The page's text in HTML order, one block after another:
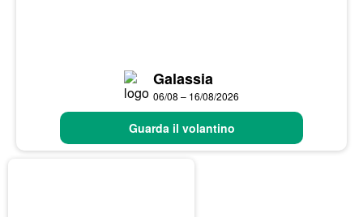
Galassia
06/08 – 16/08/2026
Guarda il volantino